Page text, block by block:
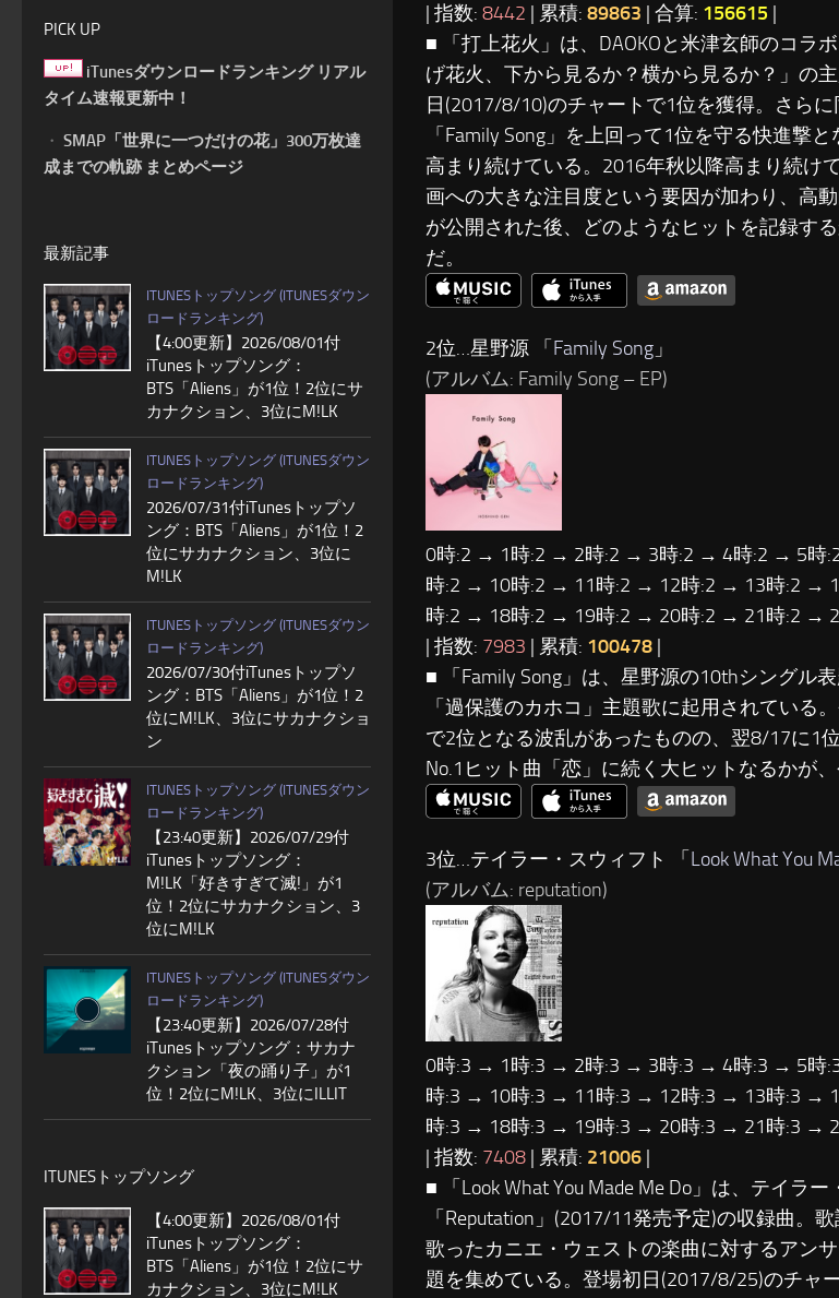
| 指数: 8442 | 累積: 89863 | 合算: 156615 |
■ 「打上花火」は、DAOKOと米津玄師のコラ
げ花火、下から見るか？横から見るか？」の
日(2017/8/10)のチャートで1位を獲得。さら
「Family Song」を上回って1位を守る快進撃
高まり続けている。2016年秋以降高まり続け
画への大きな注目度という要因が加わり、高
が公開された後、どのようなヒットを記録す
だ。
2位…星野源 「 Family Song 」
(アルバム: Family Song – EP)
0時:2 → 1時:2 → 2時:2 → 3時:2 → 4時:2 → 5時
時:2 → 10時:2 → 11時:2 → 12時:2 → 13時:2 →
時:2 → 18時:2 → 19時:2 → 20時:2 → 21時:2 →
| 指数: 7983 | 累積: 100478 |
■ 「Family Song」は、星野源の10thシングル
「過保護のカホコ」主題歌に起用されている
で2位となる波乱があったものの、翌8/17に1
No.1ヒット曲「恋」に続く大ヒットなるかが
3位…テイラー・スウィフト 「 Look What You
(アルバム: reputation)
0時:3 → 1時:3 → 2時:3 → 3時:3 → 4時:3 → 5時
時:3 → 10時:3 → 11時:3 → 12時:3 → 13時:3 →
時:3 → 18時:3 → 19時:3 → 20時:3 → 21時:3 →
| 指数: 7408 | 累積: 21006 |
■ 「Look What You Made Me Do」は、テイラ
「Reputation」(2017/11発売予定)の収録曲。
歌ったカニエ・ウェストの楽曲に対するアン
題を集めている。登場初日(2017/8/25)のチャ
PICK UP
iTunesダウンロードランキング リアル
タイム速報更新中！
・ SMAP「世界に一つだけの花」300万枚達
成までの軌跡 まとめページ
最新記事
ITUNESトップソング (ITUNESダウン
ロードランキング)
【4:00更新】2026/08/01付
iTunesトップソング：
BTS「Aliens」が1位！2位にサ
カナクション、3位にM!LK
ITUNESトップソング (ITUNESダウン
ロードランキング)
2026/07/31付iTunesトップソ
ング：BTS「Aliens」が1位！2
位にサカナクション、3位に
M!LK
ITUNESトップソング (ITUNESダウン
ロードランキング)
2026/07/30付iTunesトップソ
ング：BTS「Aliens」が1位！2
位にM!LK、3位にサカナクショ
ン
ITUNESトップソング (ITUNESダウン
ロードランキング)
【23:40更新】2026/07/29付
iTunesトップソング：
M!LK「好きすぎて滅!」が1
位！2位にサカナクション、3
位にM!LK
ITUNESトップソング (ITUNESダウン
ロードランキング)
【23:40更新】2026/07/28付
iTunesトップソング：サカナ
クション「夜の踊り子」が1
位！2位にM!LK、3位にILLIT
ITUNESトップソング
【4:00更新】2026/08/01付
iTunesトップソング：
BTS「Aliens」が1位！2位にサ
カナクション、3位にM!LK